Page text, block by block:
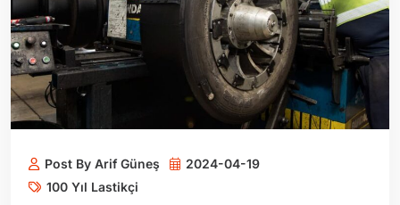
Post By Arif Güneş
2024-04-19
100 Yıl Lastikçi